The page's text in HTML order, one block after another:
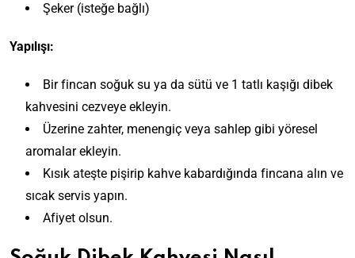
Şeker (isteğe bağlı)
Yapılışı:
Bir fincan soğuk su ya da sütü ve 1 tatlı kaşığı dibek
kahvesini cezveye ekleyin.
Üzerine zahter, menengiç veya sahlep gibi yöresel
aromalar ekleyin.
Kısık ateşte pişirip kahve kabardığında fincana alın ve
sıcak servis yapın.
Afiyet olsun.